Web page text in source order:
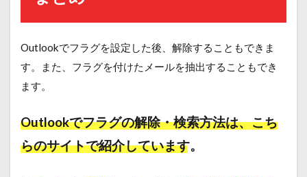
Outlookでフラグを設定した後、解除することもできま
す。また、フラグを付けたメールを抽出することもでき
ます。
Outlookでフラグの解除・検索方法は、こち
らのサイトで紹介しています。